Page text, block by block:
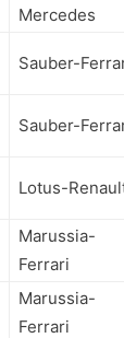
Mercedes
Sauber-
Sauber-
Lotus-
Marussia-
Ferrari
Marussia-
Ferrari